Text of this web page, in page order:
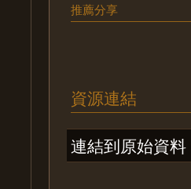
推薦分享
資源連結
連結到原始資料